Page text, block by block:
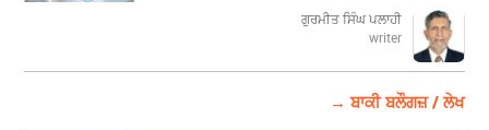
ਗੁਰਮੀਤ ਸਿੰਘ ਪਲਾਹੀ
writer
→ ਬਾਕੀ ਬਲੌਗਜ਼ / ਲੇਖ